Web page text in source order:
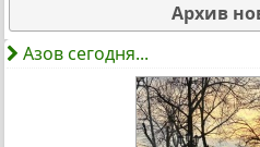
Архив
Азов сегодня...